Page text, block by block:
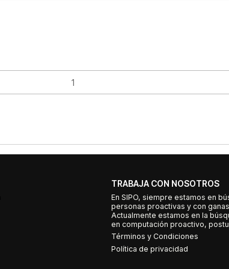
TRABAJA CON NOSOTROS
En SIPO, siempre estamos en
personas proactivas y con
Actualmente estamos en la
en computación proactivo,
Términos y Condiciones
Política de privacidad